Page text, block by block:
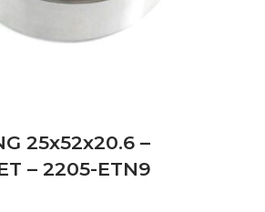
25x52x20.6 –
– 2205-ETN9